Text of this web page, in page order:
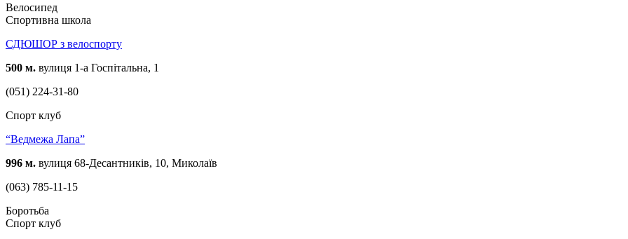
Велосипед
Спортивна школа
СДЮШОР з велоспорту
500 м. вулиця 1-а Госпітальна, 1
(051) 224-31-80
Спорт клуб
“Ведмежа Лапа”
996 м. вулиця 68-Десантників, 10, Миколаїв
(063) 785-11-15
Боротьба
Спорт клуб